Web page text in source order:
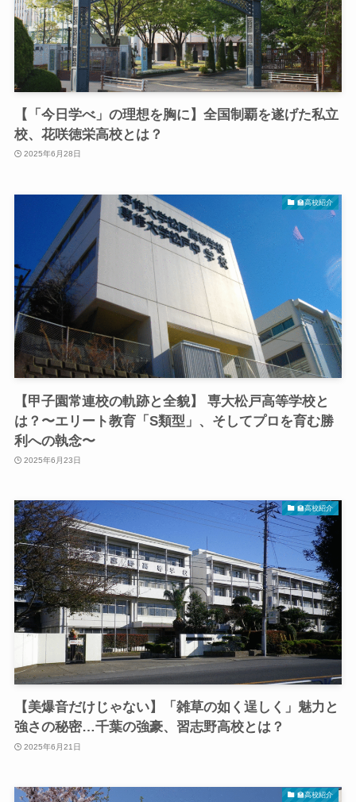
【「今日学べ」の理想を胸に】全国制覇を遂げた私立
校、花咲徳栄高校とは？
2025年6月28日
🏫高校紹介
【甲子園常連校の軌跡と全貌】 専大松戸高等学校と
は？〜エリート教育「S類型」、そしてプロを育む勝
利への執念〜
2025年6月23日
🏫高校紹介
【美爆音だけじゃない】「雑草の如く逞しく」魅力と
強さの秘密…千葉の強豪、習志野高校とは？
2025年6月21日
🏫高校紹介